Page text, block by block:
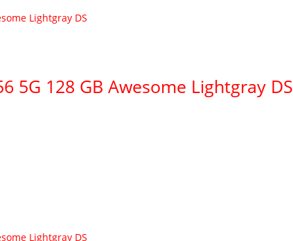
5G 128 GB Awesome Lightgray DS